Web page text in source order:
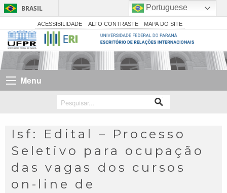
BRASIL
Simplifique!
Comunica BR
Participe
Legislação
Canais
ACESSIBILIDADE ALTO CONTRASTE MAPA DO SITE
Menu
Isf: Edital – Processo
Seletivo para ocupação
das vagas dos cursos
on-line de
Portuguese